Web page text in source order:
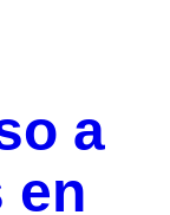
a
en